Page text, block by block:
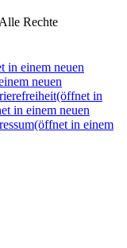
Alle Rechte
in einem neuen
neuen
(öffnet in
in einem neuen
(öffnet in einem